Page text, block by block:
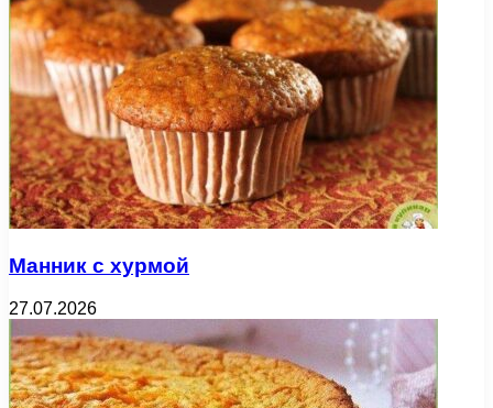
Манник с хурмой
27.07.2026